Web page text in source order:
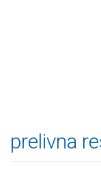
prelivna